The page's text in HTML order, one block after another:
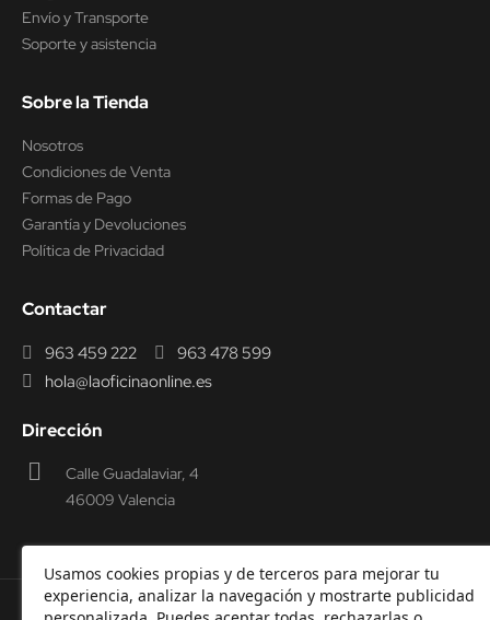
Usamos cookies propias y de terceros para mejorar tu
experiencia, analizar la navegación y mostrarte publicidad
Envío y Transporte
Soporte y asistencia
Sobre la Tienda
Nosotros
Condiciones de Venta
Formas de Pago
Garantía y Devoluciones
Política de Privacidad
Contactar
963 459 222
963 478 599
hola@laoficinaonline.es
Dirección
Calle Guadalaviar, 4
46009 Valencia